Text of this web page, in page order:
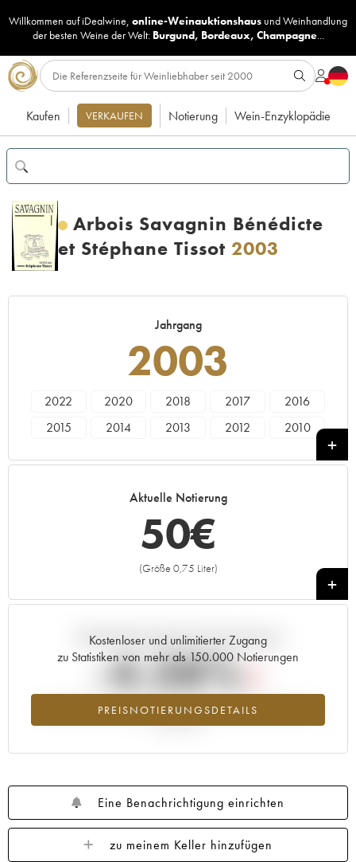
Willkommen auf iDealwine, online-Weinauktionshaus undWeinhandlung
der besten Weine der Welt: Burgund, Bordeaux, Champagne...
Kaufen VERKAUFEN Notierung Wein-Enzyklopädie
Arbois Savagnin Bénédicte
et Stéphane Tissot 2003
Jahrgang
2003
2022 2020 2018 2017
2016
2015
2014 2013 2012
2010
Aktuelle Notierung
50€
(Größe 0,75 Liter)
+
Kostenloser und unlimitierter Zugang
zu Statistiken von mehr als 150.000 Notierungen
PREISNOTIERUNGSDETAILS
Aktuelle Entwicklung der Preisnotierung
-4.38%
Preisabfall des Jahrgangs 2003 im Jahr 2026 im Vergleich zum
Eine Benachrichtigung einrichten
zu meinem Keller hinzufügen